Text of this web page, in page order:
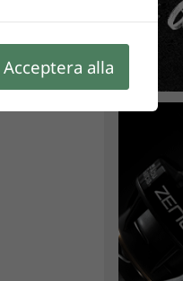
Acceptera alla